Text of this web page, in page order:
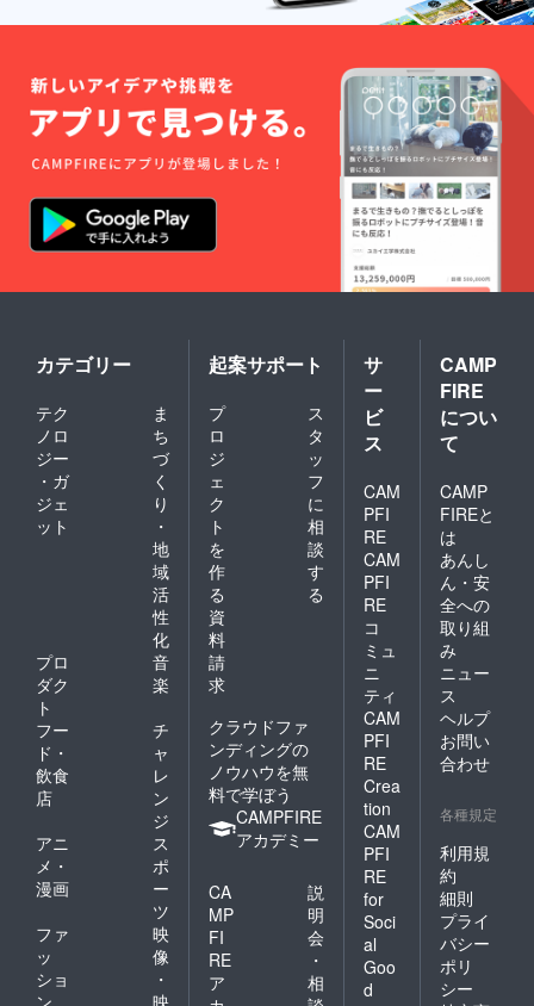
たします。
カテゴリー
テク
ノロ
ジー
・ガ
ジェ
ット
ま
ち
づ
く
り
・
地
域
活
性
化
プロ
ダク
ト
音
楽
フー
ド・
飲食
店
チ
ャ
レ
ン
ジ
アニ
メ・
漫画
ス
ポ
ー
ツ
ファ
ッ
ショ
ン
映
像
・
映
起案サポート
プ
ロ
ジ
ェ
ク
ト
を
作
る
ス
タ
ッ
フ
に
相
談
す
る
資
料
請
求
クラウドファ
ンディングの
ノウハウを無
料で学ぼう
CAMPFIRE
アカデミー
CA
MP
FI
RE
ア
説
明
会
・
相
サ
ー
ビ
ス
CAM
PFI
RE
CAM
PFI
RE
コ
ミュ
ニ
ティ
CAM
PFI
RE
Crea
tion
CAM
PFI
RE
for
Soci
al
Goo
d
CAMP
FIRE
につい
て
CAMP
FIREと
は
あんし
ん・安
全への
取り組
み
ニュー
ス
ヘルプ
お問い
合わせ
各種規定
利用規
約
細則
プライ
バシー
ポリ
シー